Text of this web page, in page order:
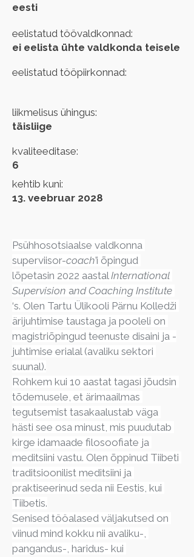
eesti
eelistatud töövaldkonnad:
ei eelista ühte valdkonda teisele
eelistatud tööpiirkonnad:
liikmelisus ühingus:
täisliige
kvaliteeditase:
6
kehtib kuni:
13. veebruar 2028
Psühhosotsiaalse valdkonna
superviisor-coach’i õpingud
lõpetasin 2022 aastal International
Supervision and Coaching Institute
‘s. Olen Tartu Ülikooli Pärnu Kolledži
ärijuhtimise taustaga ja pooleli on
magistriõpingud teenuste disaini ja -
juhtimise erialal (avaliku sektori
suunal).
Rohkem kui 10 aastat tagasi jõudsin
tõdemusele, et ärimaailmas
tegutsemist tasakaalustab väga
hästi see osa minust, mis puudutab
kirge idamaade filosoofiate ja
meditsiini vastu. Olen õppinud Tiibeti
traditsioonilist meditsiini ja
praktiseerinud seda nii Eestis, kui
Tiibetis.
Senised tööalased väljakutsed on
viinud mind kokku nii avaliku-,
pangandus-, haridus- kui